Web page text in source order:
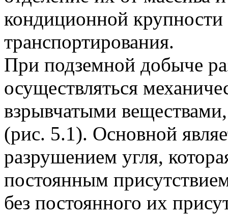
кондиционной крупности
транспортирования.
При подземной добыче
осуществляться
взрывчатыми
(рис. 5.1). Основной
разрушением угля,
постоянным
без постоянного их